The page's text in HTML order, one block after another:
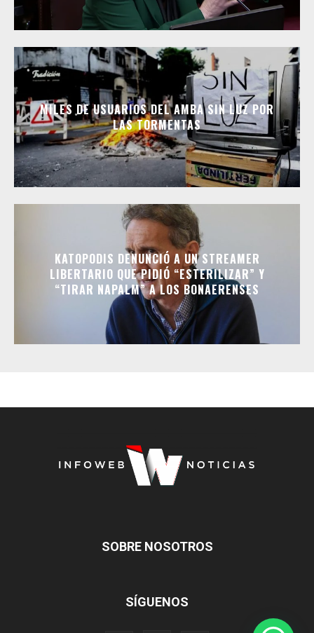
MILES DE USUARIOS DEL AMBA SIN LUZ POR
LAS TORMENTAS
KATOPODIS DENUNCIÓ A UN STREAMER
LIBERTARIO QUE PIDIÓ “ESTERILIZAR” Y
“TIRAR NAPALM” A LOS BONAERENSES
SOBRE NOSOTROS
SÍGUENOS